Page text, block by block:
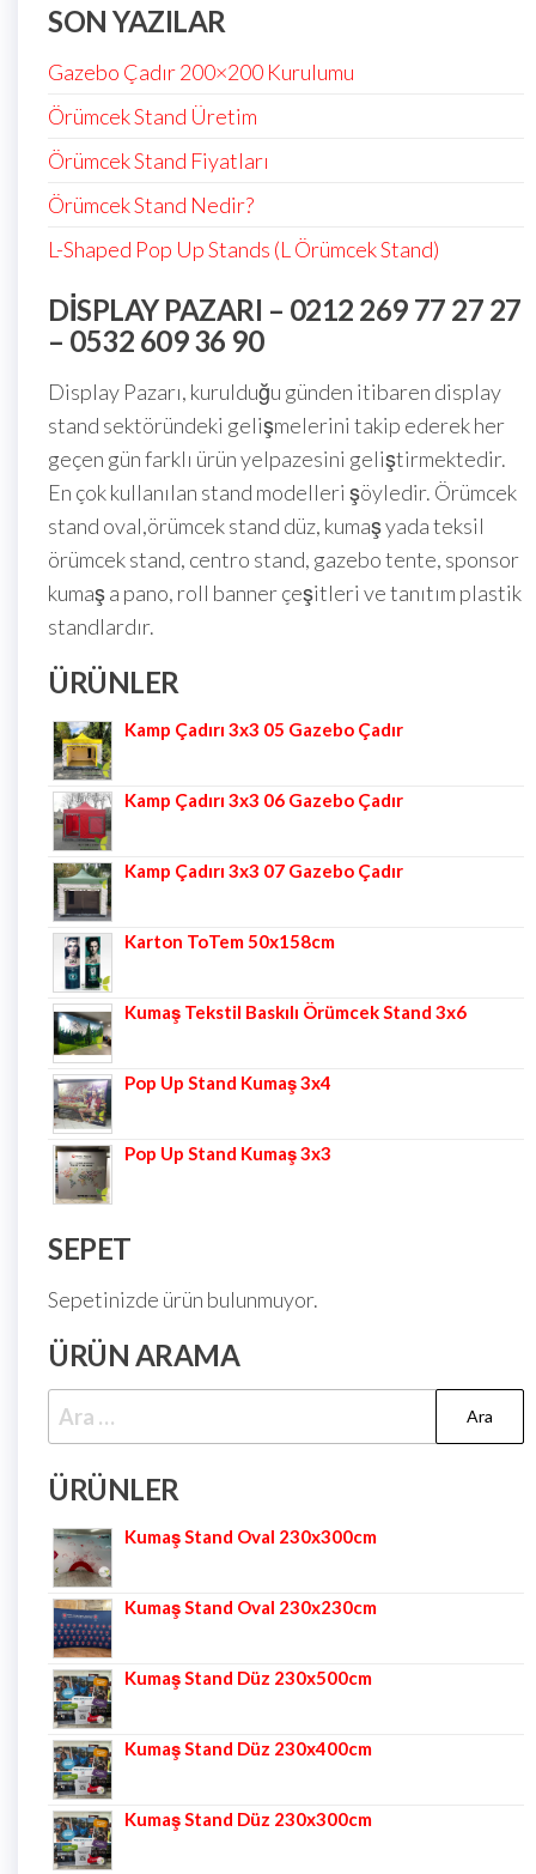
SON YAZILAR
Gazebo Çadır 200×200 Kurulumu
Örümcek Stand Üretim
Örümcek Stand Fiyatları
Örümcek Stand Nedir?
L-Shaped Pop Up Stands (L Örümcek Stand)
DISPLAY PAZARI – 0212 269 77 27 27
– 0532 609 36 90
Display Pazarı, kurulduğu günden itibaren display
stand sektöründeki gelişmelerini takip ederek her
geçen gün farklı ürün yelpazesini geliştirmektedir.
En çok kullanılan stand modelleri şöyledir. Örümcek
stand oval,örümcek stand düz, kumaş yada teksil
örümcek stand, centro stand, gazebo tente, sponsor
kumaş a pano, roll banner çeşitleri ve tanıtım plastik
standlardır.
ÜRÜNLER
Kamp Çadırı 3x3 05 Gazebo Çadır
Kamp Çadırı 3x3 06 Gazebo Çadır
Kamp Çadırı 3x3 07 Gazebo Çadır
Karton ToTem 50x158cm
Kumaş Tekstil Baskılı Örümcek Stand 3x6
Pop Up Stand Kumaş 3x4
Pop Up Stand Kumaş 3x3
SEPET
Sepetinizde ürün bulunmuyor.
ÜRÜN ARAMA
ÜRÜNLER
Kumaş Stand Oval 230x300cm
Kumaş Stand Oval 230x230cm
Kumaş Stand Düz 230x500cm
Kumaş Stand Düz 230x400cm
Kumaş Stand Düz 230x300cm